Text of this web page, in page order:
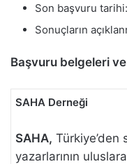
Son başvuru
Sonuçların
Başvuru belgeleri
SAHA Derneği
SAHA, Türkiye’den
yazarlarının